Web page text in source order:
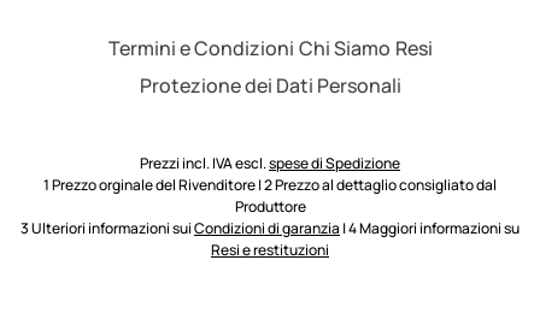
Termini e Condizioni Chi Siamo Resi
Protezione dei Dati Personali
Prezzi incl. IVA escl.spese di Spedizione
1 Prezzo orginale del Rivenditore | 2 Prezzo al dettaglio consigliato dal
Produttore
3 Ulteriori informazioni suiCondizioni di garanzia | 4 Maggiori informazioni su
Resi e restituzioni